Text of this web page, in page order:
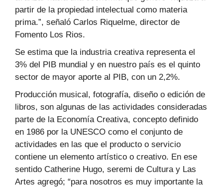
partir de la propiedad intelectual como materia
prima.”, señaló Carlos Riquelme, director de
Fomento Los Rios.
Se estima que la industria creativa representa el
3% del PIB mundial y en nuestro país es el quinto
sector de mayor aporte al PIB, con un 2,2%.
Producción musical, fotografía, diseño o edición de
libros, son algunas de las actividades consideradas
parte de la Economía Creativa, concepto definido
en 1986 por la UNESCO como el conjunto de
actividades en las que el producto o servicio
contiene un elemento artístico o creativo. En ese
sentido Catherine Hugo, seremi de Cultura y Las
Artes agregó; “para nosotros es muy importante la